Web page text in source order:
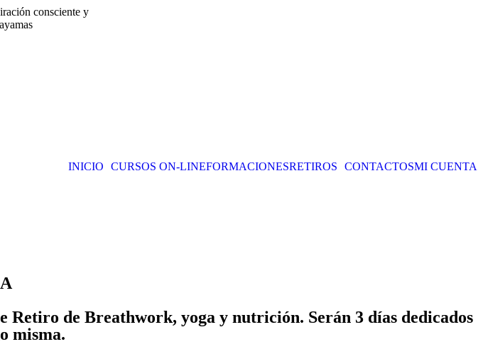
INICIO CURSOS ON-LINEFORMACIONESRETIROS CONTACTOSMI CUENTA
de Breathwork, yoga y nutrición. Serán 3 días dedicados
misma.